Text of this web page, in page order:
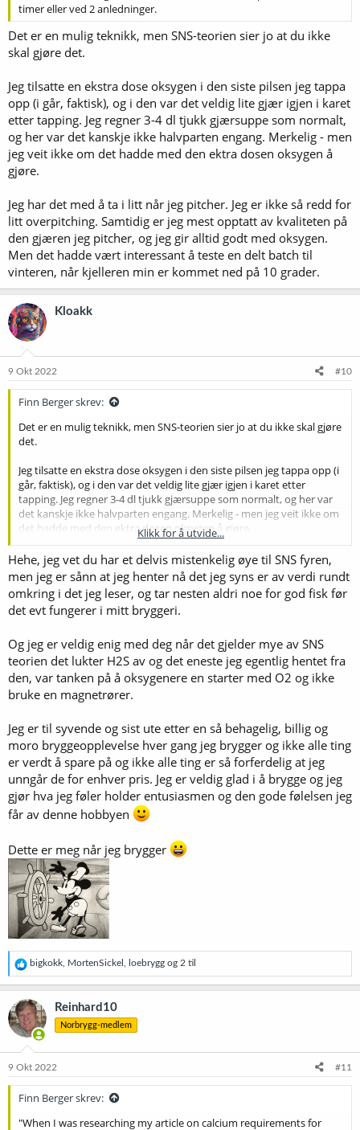
på å fordoble seg. Det vil si at etter at den aktive delen av
gå bare 270 minutter før gjæren har nådd maks
befolkningsstørrelse, og da har du vel nådd "full kräusen", også. Så
spiselige avfallsprodukter får den til å ta kvelden. Hele greia tar vel
kanskje lenger tid ved lavere temperaturer, men om vi sier at det
bare er som å se den samme filmen i slow motion, skulle ikke
kravene til ingrediensene være noe annerledes - vel?
timer eller ved 2 anledninger.
Det er en mulig teknikk, men SNS-teorien sier jo at du ikke
skal gjøre det.
Jeg tilsatte en ekstra dose oksygen i den siste pilsen jeg tappa
opp (i går, faktisk), og i den var det veldig lite gjær igjen i karet
etter tapping. Jeg regner 3-4 dl tjukk gjærsuppe som normalt,
og her var det kanskje ikke halvparten engang. Merkelig - men
jeg veit ikke om det hadde med den ektra dosen oksygen å
gjøre.
Jeg har det med å ta i litt når jeg pitcher. Jeg er ikke så redd for
litt overpitching. Samtidig er jeg mest opptatt av kvaliteten på
den gjæren jeg pitcher, og jeg gir alltid godt med oksygen.
Men det hadde vært interessant å teste en delt batch til
vinteren, når kjelleren min er kommet ned på 10 grader.
Kloakk
9 Okt 2022 #10
Finn Berger skrev:
Det er en mulig teknikk, men SNS-teorien sier jo at du ikke skal gjøre
det.
Jeg tilsatte en ekstra dose oksygen i den siste pilsen jeg tappa opp (i
går, faktisk), og i den var det veldig lite gjær igjen i karet etter
tapping. Jeg regner 3-4 dl tjukk gjærsuppe som normalt, og her var
det kanskje ikke halvparten engang. Merkelig - men jeg veit ikke om
det hadde med den ektra dosen oksygen å gjøre.
Jeg har det med å ta i litt når jeg pitcher. Jeg er ikke så redd for litt
overpitching. Samtidig er jeg mest opptatt av kvaliteten på den
gjæren jeg pitcher, og jeg gir alltid godt med oksygen. Men det
hadde vært interessant å teste en delt batch til vinteren, når
kjelleren min er kommet ned på 10 grader.
Klikk for å utvide...
Hehe, jeg vet du har et delvis mistenkelig øye til SNS fyren,
men jeg er sånn at jeg henter nå det jeg syns er av verdi rundt
omkring i det jeg leser, og tar nesten aldri noe for god fisk før
det evt fungerer i mitt bryggeri.
Og jeg er veldig enig med deg når det gjelder mye av SNS
teorien det lukter H2S av og det eneste jeg egentlig hentet fra
den, var tanken på å oksygenere en starter med O2 og ikke
bruke en magnetrører.
Jeg er til syvende og sist ute etter en så behagelig, billig og
moro bryggeopplevelse hver gang jeg brygger og ikke alle ting
er verdt å spare på og ikke alle ting er så forferdelig at jeg
unngår de for enhver pris. Jeg er veldig glad i å brygge og jeg
gjør hva jeg føler holder entusiasmen og den gode følelsen jeg
får av denne hobbyen
Dette er meg når jeg brygger
R
e
a
k
s
j
o
e
bigkokk MortenSickel loebrygg og 2 til
Reinhard10
Norbrygg-medlem
9 Okt 2022 #11
Finn Berger skrev:
"When I was researching my article on calcium requirements for